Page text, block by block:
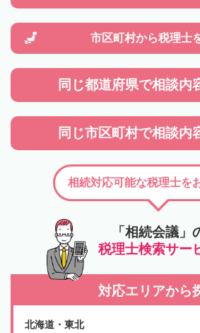
市区町村から税理士
同じ都道府県で相談内
同じ市区町村で相談内
「相続会議」
税理士検索サー
相続対応可能な税理士を
対応エリアから
北海道・東北